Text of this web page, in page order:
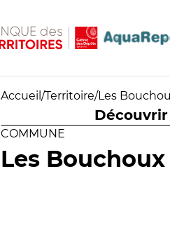
Accueil /Territoire/Les
Découvrir
COMMUNE
Les Bouchoux